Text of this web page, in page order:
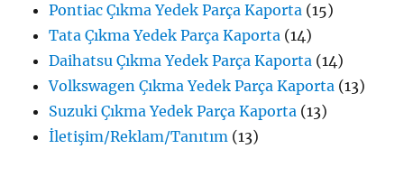
Pontiac Çıkma Yedek Parça Kaporta (15)
Tata Çıkma Yedek Parça Kaporta (14)
Daihatsu Çıkma Yedek Parça Kaporta (14)
Volkswagen Çıkma Yedek Parça Kaporta (13)
Suzuki Çıkma Yedek Parça Kaporta (13)
İletişim/Reklam/Tanıtım (13)